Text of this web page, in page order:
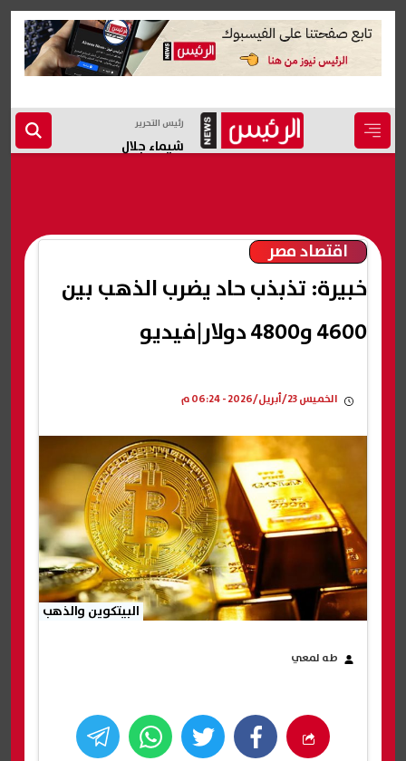
رئيس التحرير
شيماء جلال
اقتصاد مصر
خبيرة: تذبذب حاد يضرب الذهب بين
4600 و4800 دولار|فيديو
الخميس 23/أبريل/2026 - 06:24 م
البيتكوين والذهب
طه لمعي